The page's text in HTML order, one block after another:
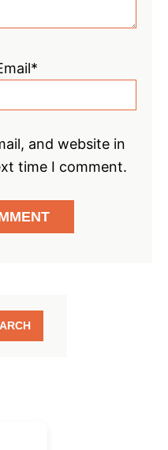
and website in
time I comment.